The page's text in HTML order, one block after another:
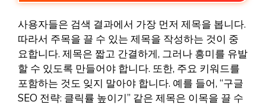
사용자들은 검색 결과에서 가장 먼저 제목을 봅니다.
따라서 주목을 끌 수 있는 제목을 작성하는 것이 중
요합니다. 제목은 짧고 간결하게, 그러나 흥미를 유발
할 수 있도록 만들어야 합니다. 또한, 주요 키워드를
포함하는 것도 잊지 말아야 합니다. 예를 들어, “구글
SEO 전략: 클릭률 높이기” 같은 제목은 이목을 끌 수